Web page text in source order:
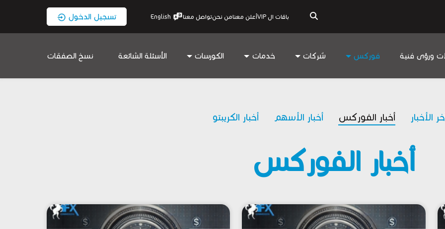
باقات ال VIP أعلن معنامن نحنتواصل معنا English تسجيل الدخول
ورؤى فنية فوركس شركات خدمات الكورسات الأسئلة الشائعة نسخ الصفقات
الأخبار أخبار الفوركس أخبار الأسهم أخبار الكريبتو
أخبار الفوركس